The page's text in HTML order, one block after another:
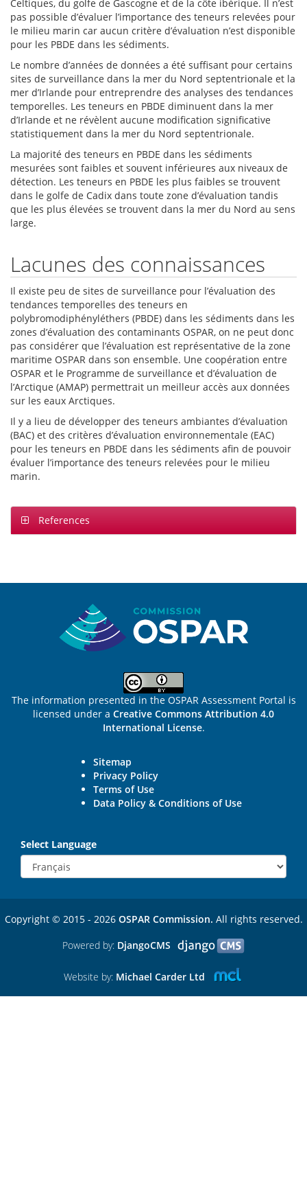
Celtiques, du golfe de Gascogne et de la côte ibérique. Il n’est
pas possible d’évaluer l’importance des teneurs relevées pour
le milieu marin car aucun critère d’évaluation n’est disponible
pour les PBDE dans les sédiments.
Le nombre d’années de données a été suffisant pour certains
sites de surveillance dans la mer du Nord septentrionale et la
mer d’Irlande pour entreprendre des analyses des tendances
temporelles. Les teneurs en PBDE diminuent dans la mer
d’Irlande et ne révèlent aucune modification significative
statistiquement dans la mer du Nord septentrionale.
La majorité des teneurs en PBDE dans les sédiments
mesurées sont faibles et souvent inférieures aux niveaux de
détection. Les teneurs en PBDE les plus faibles se trouvent
dans le golfe de Cadix dans toute zone d’évaluation tandis
que les plus élevées se trouvent dans la mer du Nord au sens
large.
Lacunes des connaissances
Il existe peu de sites de surveillance pour l’évaluation des
tendances temporelles des teneurs en
polybromodiphényléthers (PBDE) dans les sédiments dans les
zones d’évaluation des contaminants OSPAR, on ne peut donc
pas considérer que l’évaluation est représentative de la zone
maritime OSPAR dans son ensemble. Une coopération entre
OSPAR et le Programme de surveillance et d’évaluation de
l’Arctique (AMAP) permettrait un meilleur accès aux données
sur les eaux Arctiques.
Il y a lieu de développer des teneurs ambiantes d’évaluation
(BAC) et des critères d’évaluation environnementale (EAC)
pour les teneurs en PBDE dans les sédiments afin de pouvoir
évaluer l’importance des teneurs relevées pour le milieu
marin.
References
The information presented in the OSPAR Assessment Portal is
licensed under a Creative Commons Attribution 4.0
International License.
Sitemap
Privacy Policy
Terms of Use
Data Policy & Conditions of Use
Select Language
Copyright © 2015 - 2026 OSPAR Commission. All rights reserved.
Powered by: DjangoCMS
Website by: Michael Carder Ltd